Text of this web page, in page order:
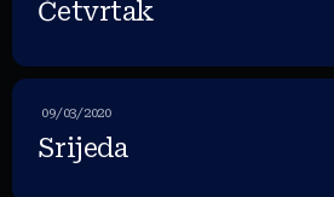
Četvrtak
09/03/2020
Srijeda